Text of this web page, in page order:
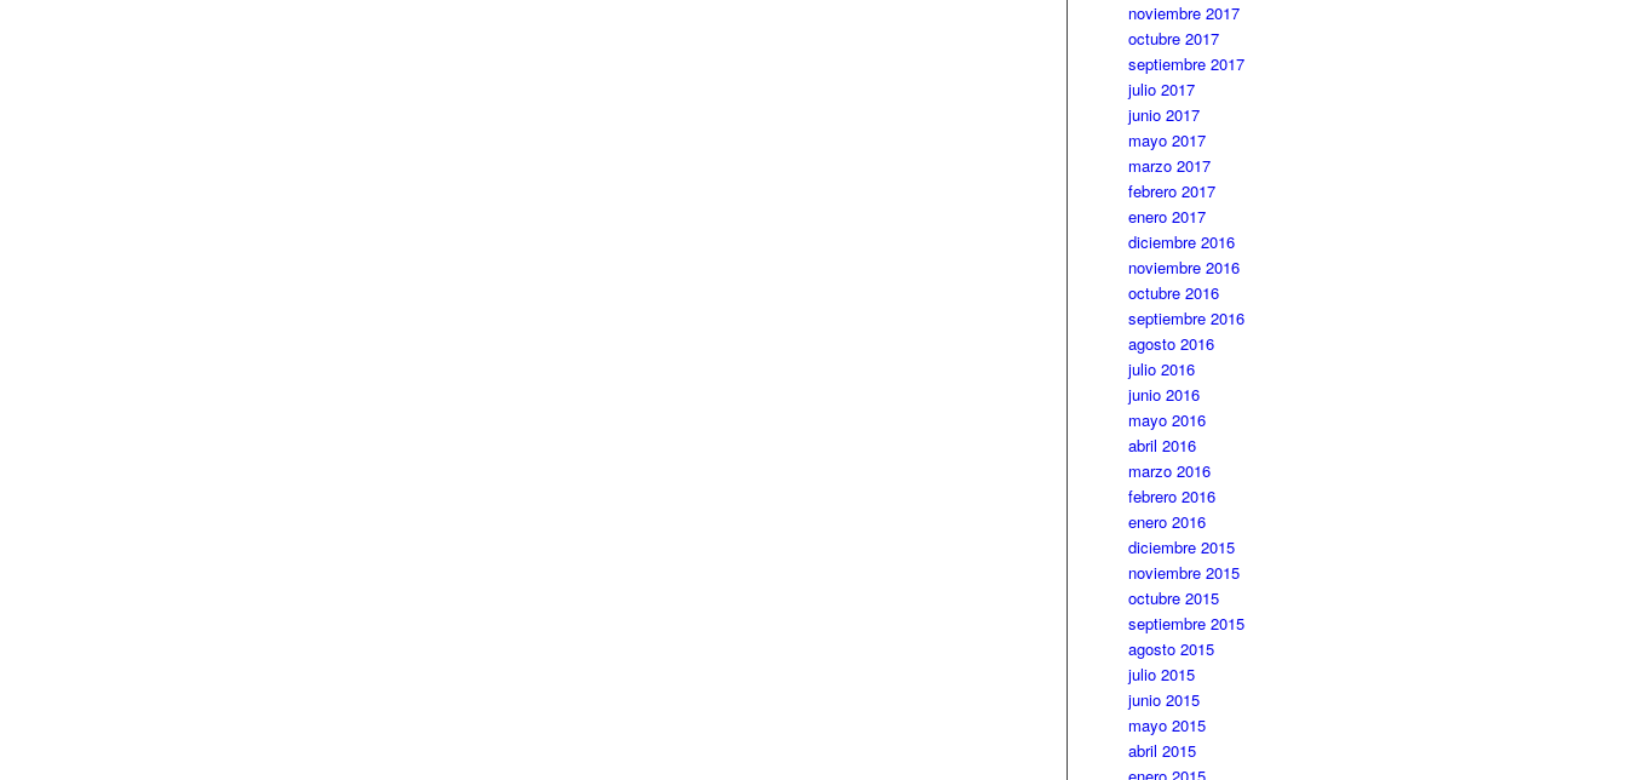
noviembre 2017
octubre 2017
septiembre 2017
julio 2017
junio 2017
mayo 2017
marzo 2017
febrero 2017
enero 2017
diciembre 2016
noviembre 2016
octubre 2016
septiembre 2016
agosto 2016
julio 2016
junio 2016
mayo 2016
abril 2016
marzo 2016
febrero 2016
enero 2016
diciembre 2015
noviembre 2015
octubre 2015
septiembre 2015
agosto 2015
julio 2015
junio 2015
mayo 2015
abril 2015